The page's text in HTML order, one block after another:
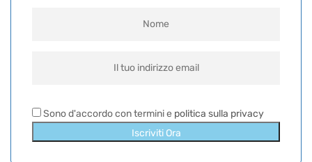
Sono d'accordo con termini e politica sulla privacy
Iscriviti Ora